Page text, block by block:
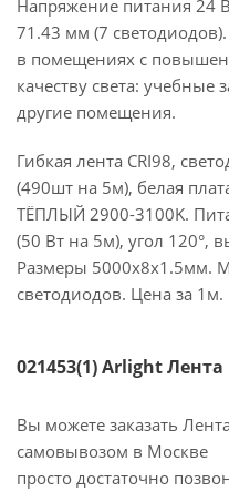
Напряжение питания 24
71.43 мм (7
в помещениях с
качеству света:
другие помещения.
Гибкая лента CRI98,
(490шт на 5м), белая
ТЁПЛЫЙ 2900-3100K.
(50 Вт на 5м), угол 120°,
Размеры 5000х8x1.5мм.
светодиодов. Цена за 1м.
021453(1) Arlight
Вы можете заказать
самовывозом в Москве
просто достаточно